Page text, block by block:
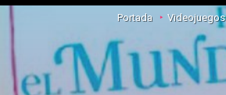
Portada Videojuegos